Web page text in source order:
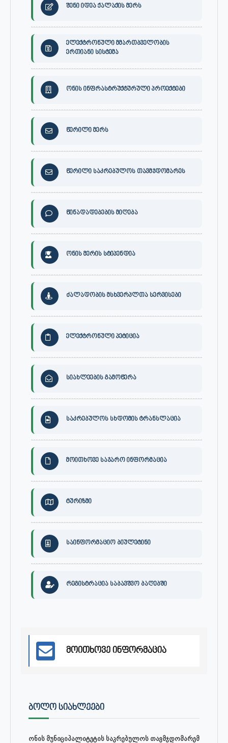
შენი იდეა ქალაქის მერს
ელექტრონული მმართბველობის
ერთიანი სისტემა
ონის ინფრასტრუქტურული პროექტები
წერილი მერს
წერილი საკრებულოს თავმჯდომარეს
წინადადებების მიღება
ონის მერის სტიპენდია
ძალადობის მსხვერპლთა სერვისები
ელექტრონული პეტიცია
სიახლეების გამოწერა
საკრებულოს სხდომის ტრანსლაცია
მოითხოვე საჯარო ინფორმაცია
ტურიზმი
საინფორმაციო ბიულეტინი
რეგისტრაცია საბავშვო ბაღებში
მოითხოვე ინფორმაცია
ᲑᲝᲚᲝ ᲡᲘᲐᲮᲚᲔᲔᲑᲘ
ონის მუნიციპალიტეტის საკრებულოს თავმჯდომარემ